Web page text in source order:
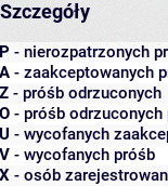
Szczegóły
P - nierozpatrzonych
A - zaakceptowanych
Z - próśb odrzuconych
O - próśb odrzuconych
U - wycofanych
V - wycofanych próśb
X - osób